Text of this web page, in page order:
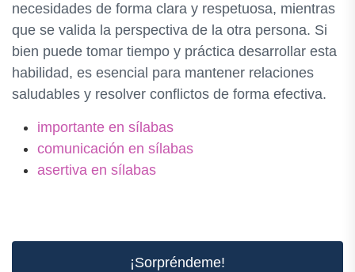
necesidades de forma clara y respetuosa, mientras
que se valida la perspectiva de la otra persona. Si
bien puede tomar tiempo y práctica desarrollar esta
habilidad, es esencial para mantener relaciones
saludables y resolver conflictos de forma efectiva.
importante en sílabas
comunicación en sílabas
asertiva en sílabas
¡Sorpréndeme!